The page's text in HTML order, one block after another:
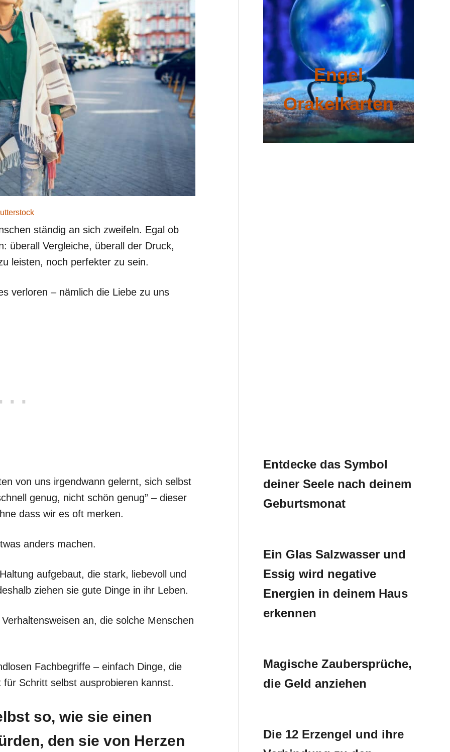
ständig an sich zweifeln. Egal ob
überall Vergleiche, überall der Druck,
leisten, noch perfekter zu sein.
verloren – nämlich die Liebe zu uns
von uns irgendwann gelernt, sich selbst
genug, nicht schön genug” – dieser
dass wir es oft merken.
anders machen.
aufgebaut, die stark, liebevoll und
ziehen sie gute Dinge in ihr Leben.
an, die solche Menschen
Fachbegriffe – einfach Dinge, die
Schritt selbst ausprobieren kannst.
so, wie sie einen
den sie von Herzen
Engel
Orakelkarten
Entdecke das Symbol
deiner Seele nach deinem
Geburtsmonat
Ein Glas Salzwasser und
Essig wird negative
Energien in deinem Haus
erkennen
Magische Zaubersprüche,
die Geld anziehen
Die 12 Erzengel und ihre